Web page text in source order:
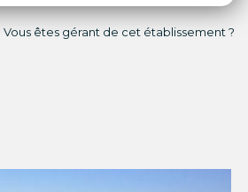
Vous êtes gérant de cet établissement ?